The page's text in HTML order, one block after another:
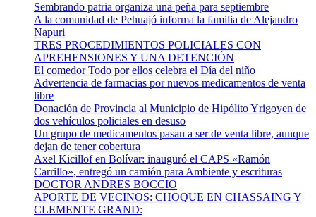
Sembrando patria organiza una peña para septiembre
A la comunidad de Pehuajó informa la familia de Alejandro
Napuri
TRES PROCEDIMIENTOS POLICIALES CON
APREHENSIONES Y UNA DETENCIÓN
El comedor Todo por ellos celebra el Día del niño
Advertencia de farmacias por nuevos medicamentos de venta
libre
Donación de Provincia al Municipio de Hipólito Yrigoyen de
dos vehículos policiales en desuso
Un grupo de medicamentos pasan a ser de venta libre, aunque
dejan de tener cobertura
Axel Kicillof en Bolívar: inauguró el CAPS «Ramón
Carrillo», entregó un camión para Ambiente y escrituras
DOCTOR ANDRES BOCCIO
APORTE DE VECINOS: CHOQUE EN CHASSAING Y
CLEMENTE GRAND: